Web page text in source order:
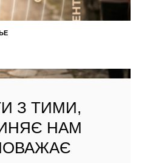
З ТИМИ,
НАМ